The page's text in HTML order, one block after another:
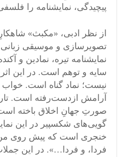
پیچیدگی، نمایشنامه را
از نظر ادبی، «مکبث»
تصویرسازی و موسیقی
نمایشنامه تیره، نمادین و
سایه و توهم است. در این
نیست؛ نماد گناه است.
آرامش ازدست‌رفته است.
صورتِ جهانِ اخلاق ‌باخته
گویی‌های شکسپیر در این
خنجری است که پیش روی من
فردا، و فردا…». در این